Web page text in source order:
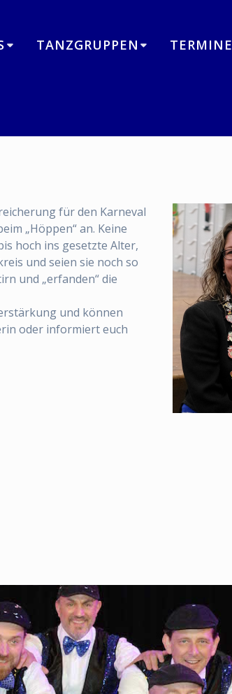
TANZGRUPPEN TERMINE
für den Karneval
„Höppen“ an. Keine
hoch ins gesetzte Alter,
und seien sie noch so
und „erfanden“ die
und können
oder informiert euch